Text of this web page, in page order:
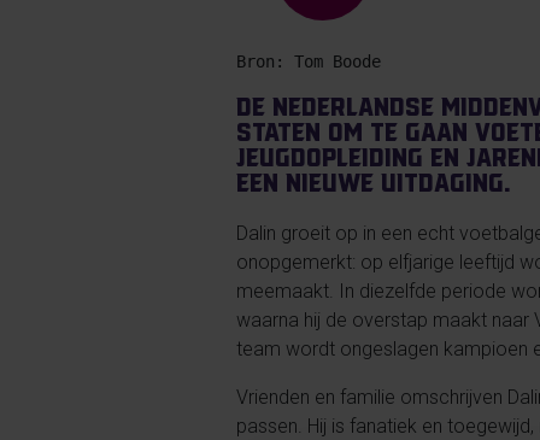
Bron: Tom Boode
De Nederlandse
Staten om te gaan
jeugdopleiding en
een nieuwe uitdaging.
Dalin groeit op in een echt
onopgemerkt: op elfjarige leeftijd
meemaakt. In diezelfde periode
waarna hij de overstap maakt naar
team wordt ongeslagen kampioen
Vrienden en familie omschrijven
passen. Hij is fanatiek en